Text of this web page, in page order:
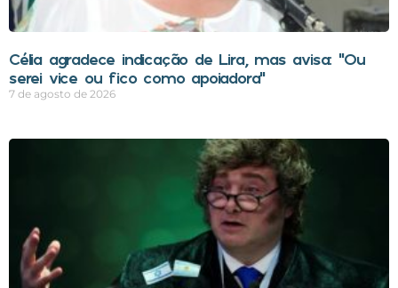
Célia agradece indicação de Lira, mas avisa: “Ou
serei vice ou fico como apoiadora”
7 de agosto de 2026